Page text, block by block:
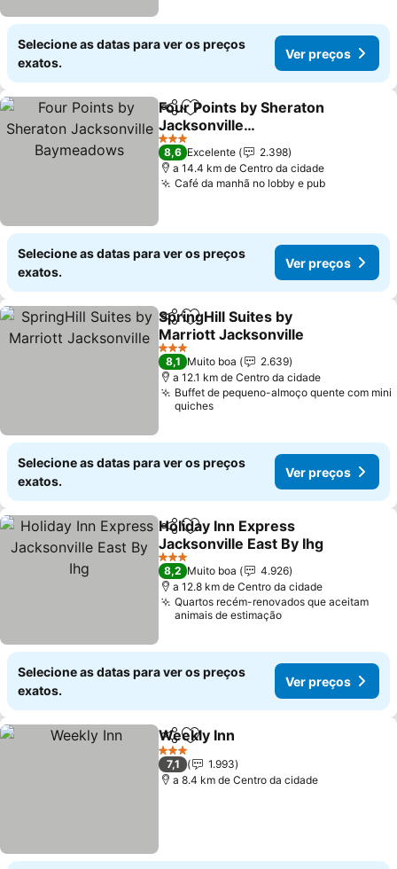
Selecione as datas para ver os preços
exatos.
Ver preços
PartilharAdicionar aos favoritos
Four Points by Sheraton
Jacksonville
Baymeadows
Ver preços
3 Estrelas
8,6 Excelente
2.398
a 14.4 km de Centro da cidade
Café da manhã no lobby e pubVer preços
Selecione as datas para ver os preços
exatos.
Ver preços
PartilharAdicionar aos favoritos
SpringHill Suites by
Marriott Jacksonville
Ver preços
3 Estrelas
8,1 Muito boa
2.639
a 12.1 km de Centro da cidade
Buffet de pequeno-almoço quente com mini
quiches
Selecione as datas para ver os preços
exatos.
Ver preços
PartilharAdicionar aos favoritos
Holiday Inn Express
Jacksonville East By Ihg
Ver preços
3 Estrelas
8,2 Muito boa
4.926
a 12.8 km de Centro da cidade
Quartos recém-renovados que aceitam
animais de estimação
Selecione as datas para ver os preços
exatos.
Ver preços
PartilharAdicionar aos favoritos
Weekly Inn
3 Estrelas
7,1
1.993
a 8.4 km de Centro da cidade